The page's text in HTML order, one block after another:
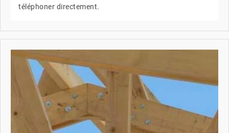
téléphoner directement.